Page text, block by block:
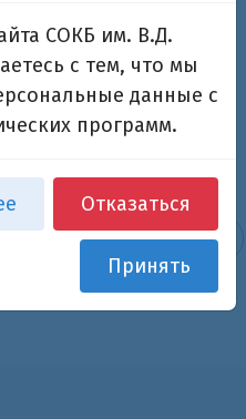
СОКБ им. В.Д.
с тем, что мы
данные с
программ.
Отказаться
Принять